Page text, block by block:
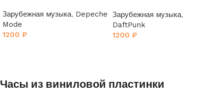
Зарубежная музыка, Depeche
Mode
1200 ₽
Зарубежная музыка,
DaftPunk
1200 ₽
Часы из виниловой пластинки